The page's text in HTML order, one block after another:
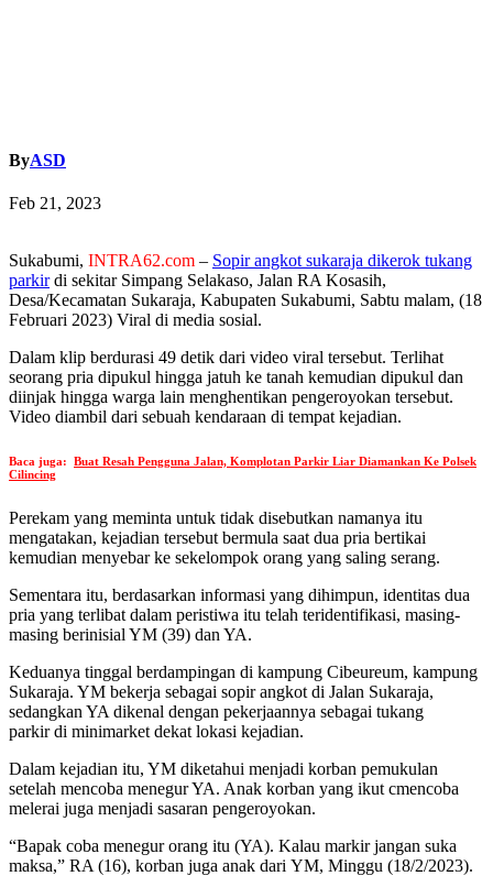
ByASD
Feb 21, 2023
Sukabumi, INTRA62.com – Sopir angkot sukaraja dikerok tukang
parkirdi sekitar Simpang Selakaso, Jalan RA Kosasih,
Desa/Kecamatan Sukaraja, Kabupaten Sukabumi, Sabtu malam, (18
Februari 2023) Viral di media sosial.
Dalam klip berdurasi 49 detik dari video viral tersebut. Terlihat
seorang pria dipukul hingga jatuh ke tanah kemudian dipukul dan
diinjak hingga warga lain menghentikan pengeroyokan tersebut.
Video diambil dari sebuah kendaraan di tempat kejadian.
Baca juga: Buat Resah Pengguna Jalan, Komplotan Parkir Liar Diamankan Ke Polsek
Cilincing
Perekam yang meminta untuk tidak disebutkan namanya itu
mengatakan, kejadian tersebut bermula saat dua pria bertikai
kemudian menyebar ke sekelompok orang yang saling serang.
Sementara itu, berdasarkan informasi yang dihimpun, identitas dua
pria yang terlibat dalam peristiwa itu telah teridentifikasi, masing-
masing berinisial YM (39) dan YA.
Keduanya tinggal berdampingan di kampung Cibeureum, kampung
Sukaraja. YM bekerja sebagai sopir angkot di Jalan Sukaraja,
sedangkan YA dikenal dengan pekerjaannya sebagai tukang
parkir di minimarket dekat lokasi kejadian.
Dalam kejadian itu, YM diketahui menjadi korban pemukulan
setelah mencoba menegur YA. Anak korban yang ikut cmencoba
melerai juga menjadi sasaran pengeroyokan.
“Bapak coba menegur orang itu (YA). Kalau markir jangan suka
maksa,” RA (16), korban juga anak dari YM, Minggu (18/2/2023).